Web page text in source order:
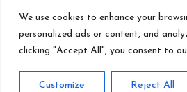
We use cookies to enhance your
personalized ads or content, and
clicking "Accept All", you consent to
Customize Reject All